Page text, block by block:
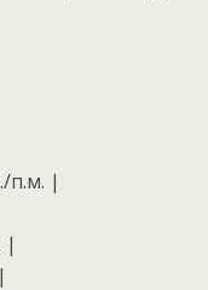
п.м. |
|